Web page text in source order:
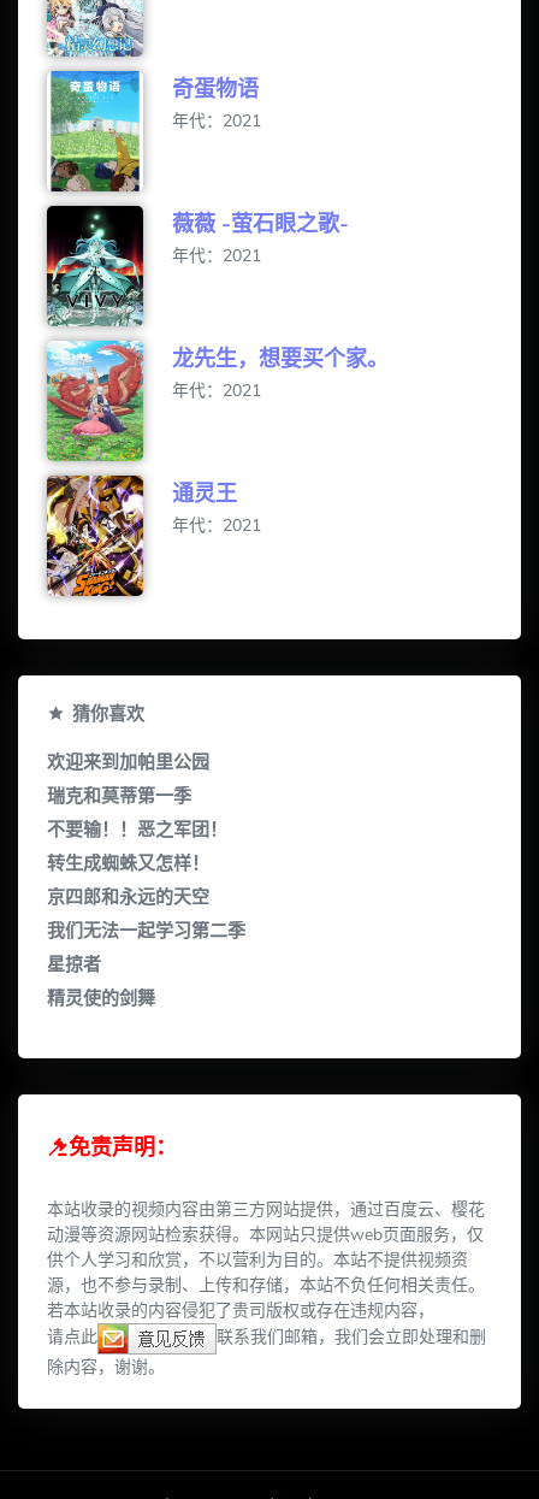
奇蛋物语
年代：2021
薇薇 -萤石眼之歌-
年代：2021
龙先生，想要买个家。
年代：2021
通灵王
年代：2021
猜你喜欢
欢迎来到加帕里公园
瑞克和莫蒂第一季
不要输！！恶之军团！
转生成蜘蛛又怎样！
京四郎和永远的天空
我们无法一起学习第二季
星掠者
精灵使的剑舞
免责声明：
本站收录的视频内容由第三方网站提供，通过百度云、樱花
动漫等资源网站检索获得。本网站只提供web页面服务，仅
供个人学习和欣赏，不以营利为目的。本站不提供视频资
源，也不参与录制、上传和存储，本站不负任何相关责任。
若本站收录的内容侵犯了贵司版权或存在违规内容，
请点此
联系我们邮箱，我们会立即处理和删
除内容，谢谢。